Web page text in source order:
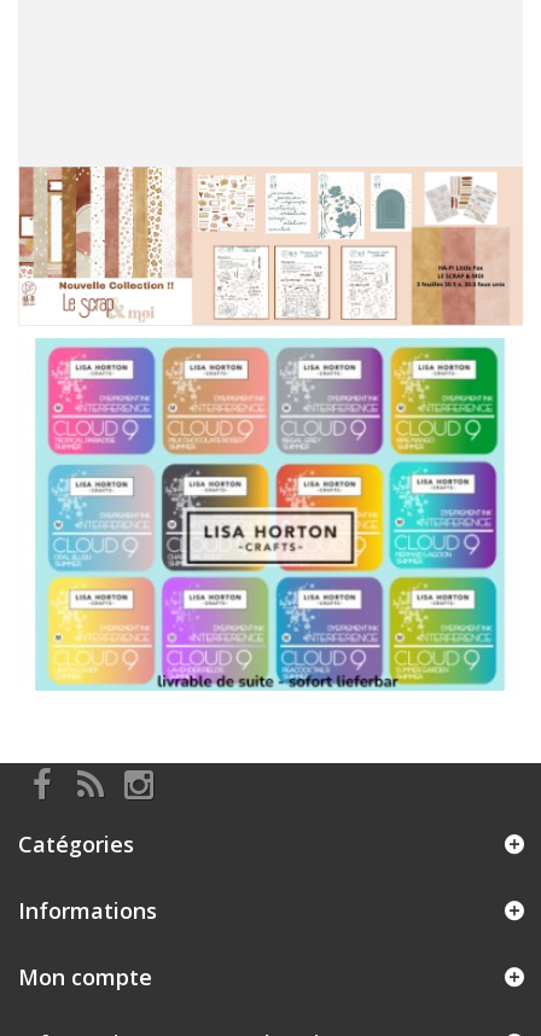
Catégories
Informations
Mon compte